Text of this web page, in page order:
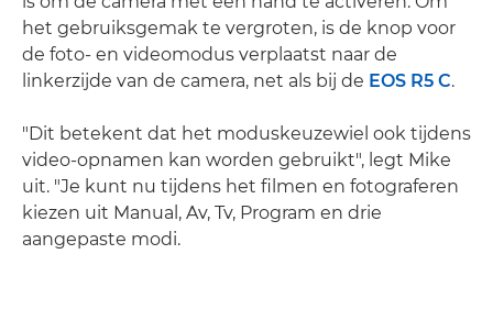
het gebruiksgemak te vergroten, is de knop voor
de foto- en videomodus verplaatst naar de
linkerzijde van de camera, net als bij de EOS R5 C.
"Dit betekent dat het moduskeuzewiel ook tijdens
video-opnamen kan worden gebruikt", legt Mike
uit. "Je kunt nu tijdens het filmen en fotograferen
kiezen uit Manual, Av, Tv, Program en drie
aangepaste modi.